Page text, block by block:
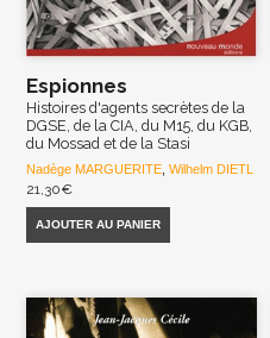
Espionnes
Histoires d'agents secrètes de la
DGSE, de la CIA, du M15, du KGB,
du Mossad et de la Stasi
Nadège MARGUERITE ,Wilhelm DIETL
21,30€
AJOUTER AU PANIER